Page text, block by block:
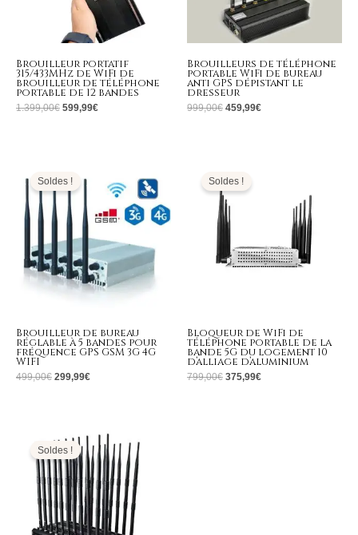
Brouilleur portatif
315/433MHz de WiFi de
brouilleur de téléphone
portable de 12 bandes
1.399,00€ 599,99€
Brouilleurs de téléphone
portable WiFi de bureau
anti GPS dépistant le
dresseur
999,00€ 459,99€
Soldes !
Brouilleur de bureau
réglable à 5 bandes pour
fréquence GPS GSM 3G 4G
WIFI
499,00€
initial
était :
499,00€.
299,99€
299,99€.
Soldes !
Bloqueur de WiFi de
téléphone portable de la
bande 5G du logement 10
d’alliage d’aluminium
799,00€
initial
était :
799,00€.
375,99€
Soldes !
prix
initial
était :
1.099,00€.
prix
actuel
est :
739,99€.